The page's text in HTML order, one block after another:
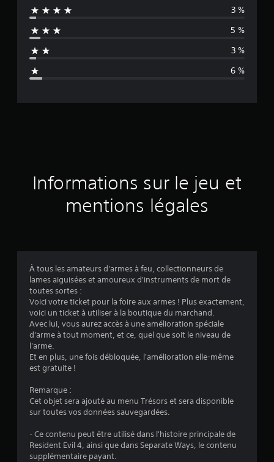
e
n
n
d
a
s
.
5
é
t
3 %
5 %
3 %
6 %
Informations sur le jeu et
mentions légales
À tous les amateurs d'armes à feu, collectionneurs de
lames aiguisées et amoureux d'instruments de mort de
toutes sortes :
Voici votre ticket pour la foire aux armes ! Plus exactement,
voici un ticket à utiliser à la boutique du marchand.
Avec lui, vous aurez accès à une amélioration spéciale
d'arme à tout moment, et ce, quel que soit le niveau de
l'arme.
Et en plus, une fois débloquée, l'amélioration elle-même
est gratuite !
Remarque :
Cet objet sera ajouté au menu Trésors et sera disponible
sur toutes vos données sauvegardées.
- Ce contenu peut être utilisé dans l'histoire principale de
Resident Evil 4, ainsi que dans Separate Ways, le contenu
supplémentaire payant.